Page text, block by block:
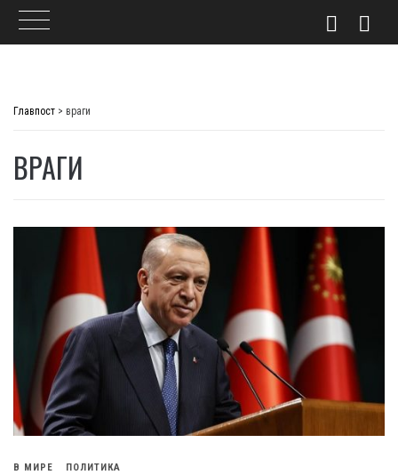
Главпост > враги
ВРАГИ
В МИРЕ ПОЛИТИКА